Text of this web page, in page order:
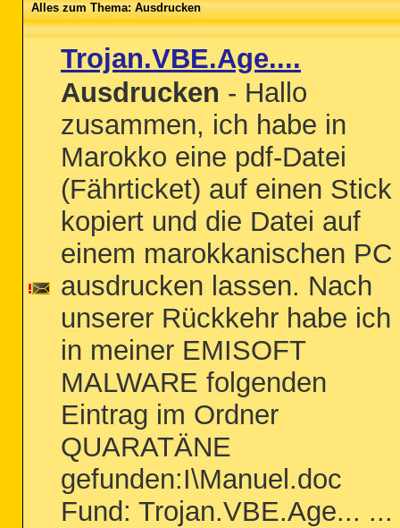
Alles zum Thema: Ausdrucken
Trojan.VBE.Age....
Ausdrucken - Hallo
zusammen, ich habe in
Marokko eine pdf-Datei
(Fährticket) auf einen Stick
kopiert und die Datei auf
einem marokkanischen PC
ausdrucken lassen. Nach
unserer Rückkehr habe ich
in meiner EMISOFT
MALWARE folgenden
Eintrag im Ordner
QUARATÄNE
gefunden:I\Manuel.doc
Fund: Trojan.VBE.Age... ...